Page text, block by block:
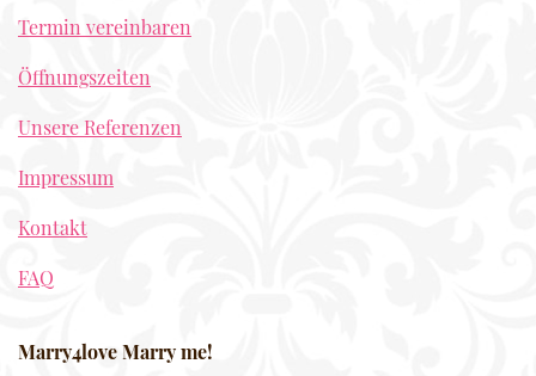
Termin vereinbaren
Öffnungszeiten
Unsere Referenzen
Impressum
Kontakt
FAQ
Marry4love Marry me!